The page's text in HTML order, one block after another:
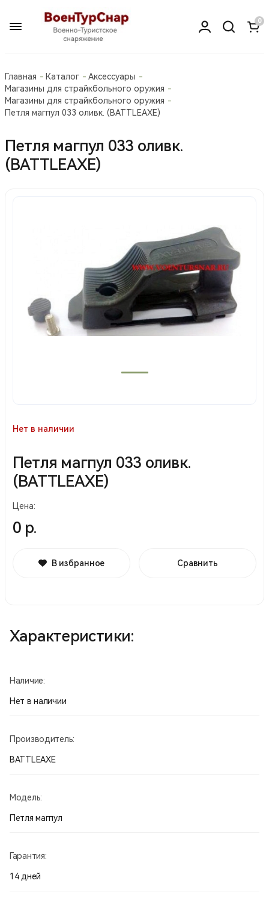
0
Главная Каталог
Аксессуары
Магазины для страйкбольного оружия
Магазины для страйкбольного оружия
Петля магпул 033 оливк. (BATTLEAXE)
Петля магпул 033 оливк.
(BATTLEAXE)
Нет в наличии
Петля магпул 033 оливк.
(BATTLEAXE)
Цена:
0 р.
В избранное Сравнить
Характеристики:
Наличие:
Нет в наличии
Производитель:
BATTLEAXE
Модель:
Петля магпул
Гарантия:
14 дней